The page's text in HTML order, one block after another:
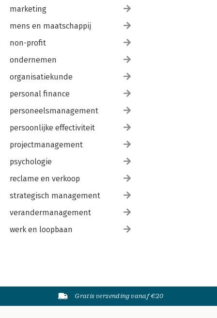
marketing
mens en maatschappij
non-profit
ondernemen
organisatiekunde
personal finance
personeelsmanagement
persoonlijke effectiviteit
projectmanagement
psychologie
reclame en verkoop
strategisch management
verandermanagement
werk en loopbaan
Gratis verzending vanaf €20